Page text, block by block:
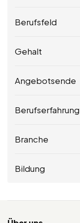
Berufsfeld
Gehalt
Angebotsende
Berufserfahrung
Branche
Bildung